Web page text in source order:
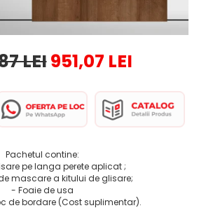
LEI951,07 LEI
Pachetul contine:
pe langa perete aplicat ;
mascare a kitului de glisare;
- Foaie de usa
de bordare (Cost suplimentar).